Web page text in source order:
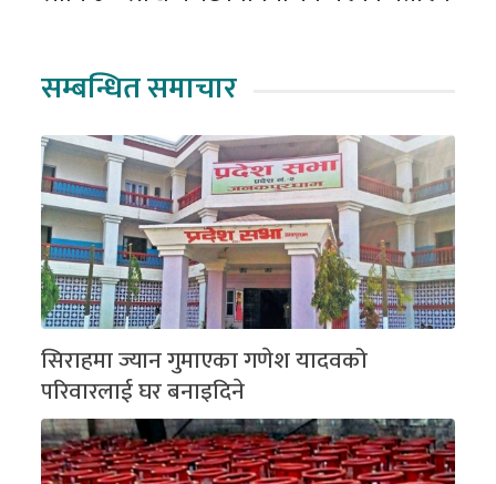
सम्बन्धित समाचार
सिराहमा ज्यान गुमाएका गणेश यादवको
परिवारलाई घर बनाइदिने